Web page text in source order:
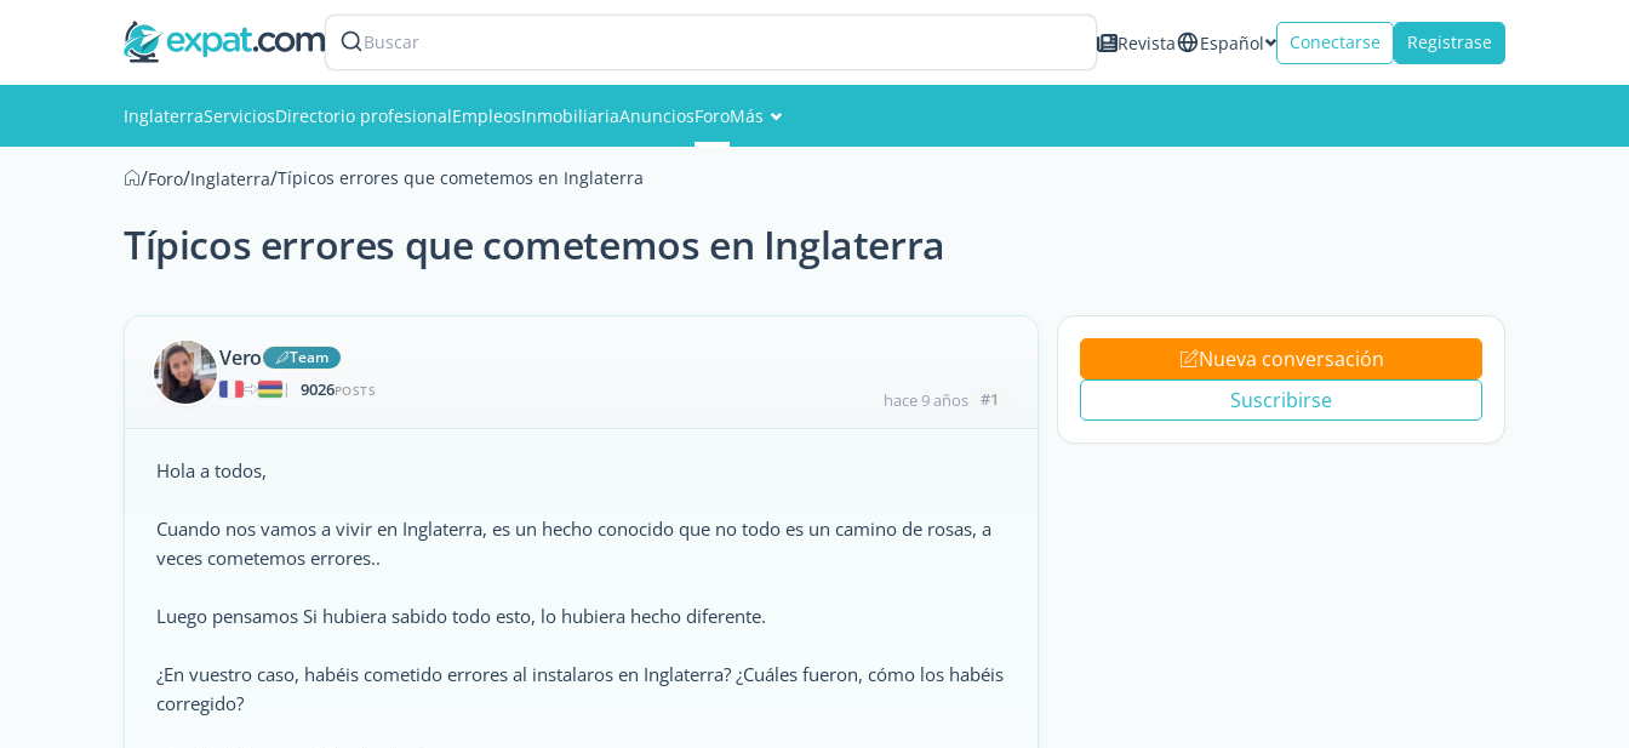
Buscar Revista Español Conectarse Registrase
InglaterraServiciosDirectorio profesionalEmpleosInmobiliariaAnunciosForoMás
Miembros
/Foro/Inglaterra/Típicos errores que cometemos en Inglaterra
Típicos errores que cometemos en Inglaterra
Vero
Team
|
9026POSTS hace 9 años #1
Hola a todos,
Cuando nos vamos a vivir en Inglaterra, es un hecho conocido que no todo es un camino de rosas, a
veces cometemos errores..
Luego pensamos Si hubiera sabido todo esto, lo hubiera hecho diferente.
¿En vuestro caso, habéis cometido errores al instalaros en Inglaterra? ¿Cuáles fueron, cómo los habéis
corregido?
Nueva conversación
Suscribirse